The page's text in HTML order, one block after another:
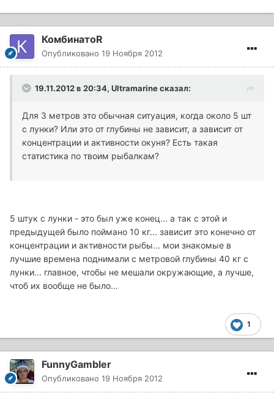
КомбинатоR
Опубликовано 19 Ноября 2012
19.11.2012 в 20:34, Ultramarine сказал:
Для 3 метров это обычная ситуация, когда около 5 шт
с лунки? Или это от глубины не зависит, а зависит от
концентрации и активности окуня? Есть такая
статистика по твоим рыбалкам?
5 штук с лунки - это был уже конец... а так с этой и
предыдущей было поймано 10 кг... зависит это конечно от
концентрации и активности рыбы... мои знакомые в
лучшие времена поднимали с метровой глубины 40 кг с
лунки... главное, чтобы не мешали окружающие, а лучше,
чтоб их вообще не было...
1
FunnyGambler
Опубликовано 19 Ноября 2012